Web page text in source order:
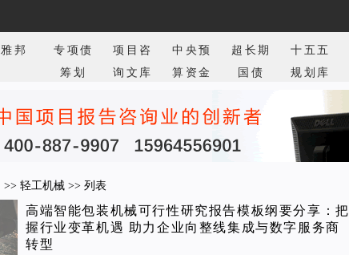
雅邦
专项债
筹划
项目咨
询文库
中央预
算资金
超长期
国债
十五五
规划库
>> 轻工机械 >> 列表
高端智能包装机械可行性研究报告模板纲要分享：把
握行业变革机遇 助力企业向整线集成与数字服务商
转型